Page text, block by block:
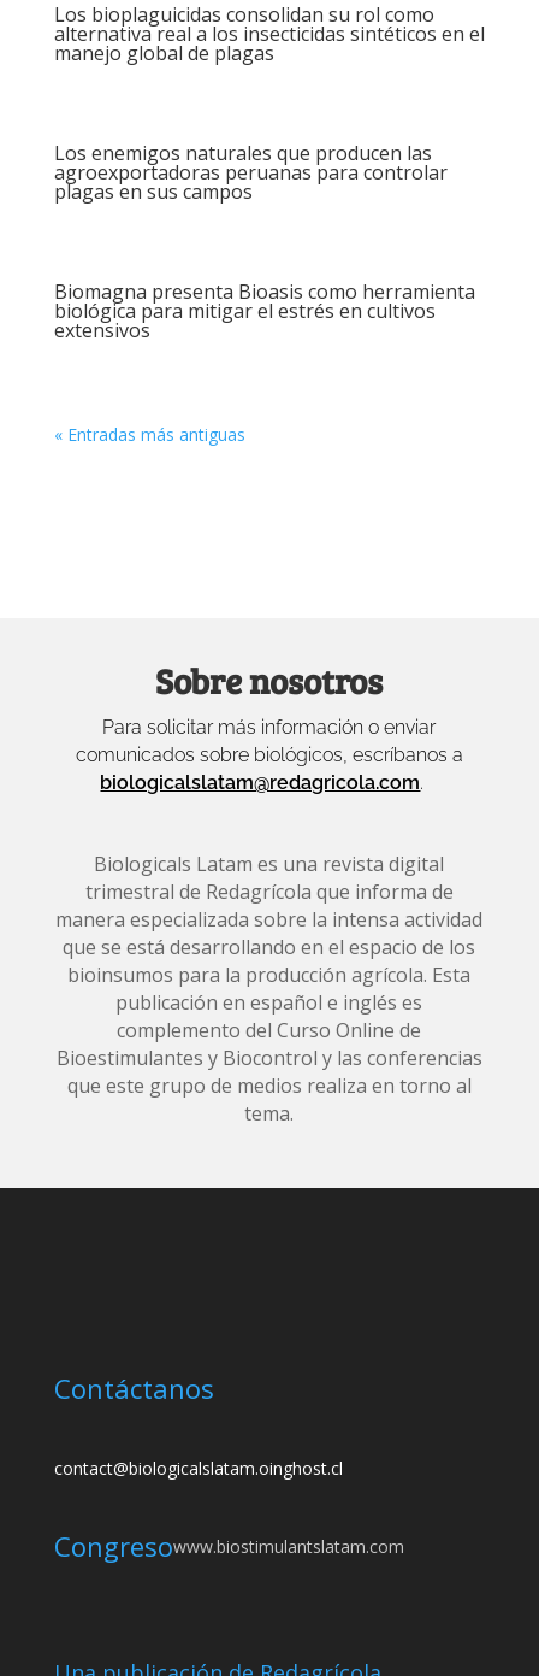
Los bioplaguicidas consolidan su rol como
alternativa real a los insecticidas sintéticos en el
manejo global de plagas
Los enemigos naturales que producen las
agroexportadoras peruanas para controlar
plagas en sus campos
Biomagna presenta Bioasis como herramienta
biológica para mitigar el estrés en cultivos
extensivos
« Entradas más antiguas
Sobre nosotros
Para solicitar más información o enviar
comunicados sobre biológicos, escríbanos a
biologicalslatam@redagricola.com.
Biologicals Latam es una revista digital
trimestral de Redagrícola que informa de
manera especializada sobre la intensa actividad
que se está desarrollando en el espacio de los
bioinsumos para la producción agrícola. Esta
publicación en español e inglés es
complemento del Curso Online de
Bioestimulantes y Biocontrol y las conferencias
que este grupo de medios realiza en torno al
tema.
Contáctanos
contact@biologicalslatam.oinghost.cl
Congresowww.biostimulantslatam.com